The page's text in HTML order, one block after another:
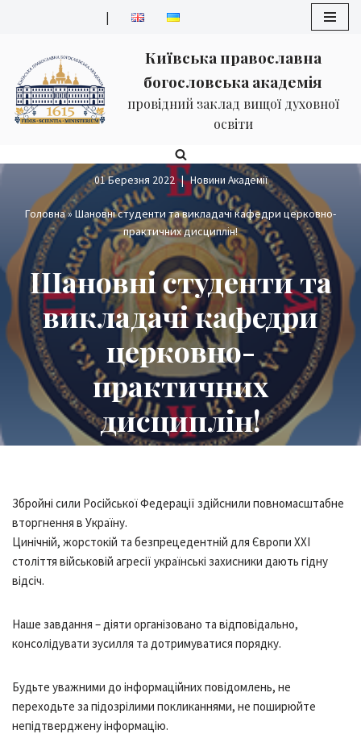
вмісту
|
Київська православна
богословська академія
провідний заклад вищої духовної
освіти
01 Березня 2022 Новини Академії
Головна»Шановні студенти та викладачі кафедри церковно-
практичних дисциплін!
Шановні студенти та
викладачі кафедри
церковно-
практичних
дисциплін!
Збройні сили Російської Федерації здійснили повномасштабне
вторгнення в Україну.
Цинічній, жорстокій та безпрецедентній для Європи ХХІ
століття військовій агресії українські захисники дають гідну
відсіч.
Наше завдання – діяти організовано та відповідально,
консолідувати зусилля та дотримуватися порядку.
Будьте уважними до інформаційних повідомлень, не
переходьте за підозрілими покликаннями, не поширюйте
непідтверджену інформацію.